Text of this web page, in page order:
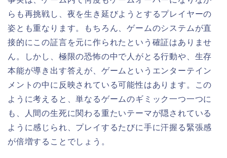
らも再挑戦し、夜を生き延びようとするプレイヤーの
姿とも重なります。もちろん、ゲームのシステムが直
接的にこの証言を元に作られたという確証はありませ
ん。しかし、極限の恐怖の中で人がとる行動や、生存
本能が導き出す答えが、ゲームというエンターテイン
メントの中に反映されている可能性はあります。この
ように考えると、単なるゲームのギミック一つ一つに
も、人間の生死に関わる重たいテーマが隠されている
ように感じられ、プレイするたびに手に汗握る緊張感
が倍増することでしょう。